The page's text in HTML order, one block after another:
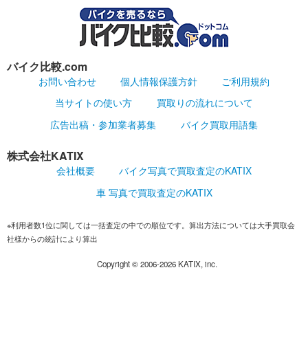
バイク比較.com
お問い合わせ 個人情報保護方針
ご利用規約
当サイトの使い方
買取りの流れについて
広告出稿・参加業者募集
バイク買取用語集
株式会社KATIX
会社概要
バイク写真で買取査定のKATIX
車 写真で買取査定のKATIX
※利用者数1位に関しては一括査定の中での順位です。算出方法については大手買取会
社様からの統計により算出
Copyright ©2006-2026KATIX, inc.